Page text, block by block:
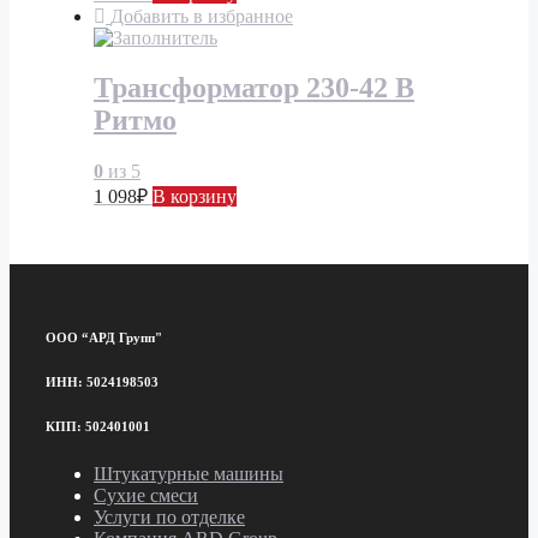
Добавить в избранное
Трансформатор 230-42 В
Ритмо
0 из 5
1 098₽ В корзину
ООО “АРД Групп"
ИНН: 5024198503
КПП: 502401001
Штукатурные машины
Сухие смеси
Услуги по отделке